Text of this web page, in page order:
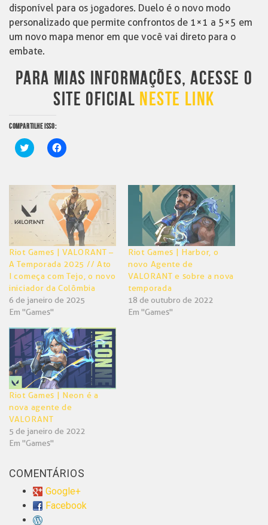
disponível para os jogadores. Duelo é o novo modo
personalizado que permite confrontos de 1×1 a 5×5 em
um novo mapa menor em que você vai direto para o
embate.
PARA MIAS INFORMAÇÕES, ACESSE O
SITE OFICIAL NESTE LINK
COMPARTILHE ISSO:
Clique
para
em
nova
janela)
Clique
para
em
nova
janela)
Riot Games | VALORANT –
A Temporada 2025 // Ato
I começa com Tejo, o novo
iniciador da Colômbia
6 de janeiro de 2025
Em "Games"
Riot Games | Harbor, o
novo Agente de
VALORANT e sobre a nova
temporada
18 de outubro de 2022
Em "Games"
Riot Games | Neon é a
nova agente de
VALORANT
5 de janeiro de 2022
Em "Games"
COMENTÁRIOS
Google+
Facebook